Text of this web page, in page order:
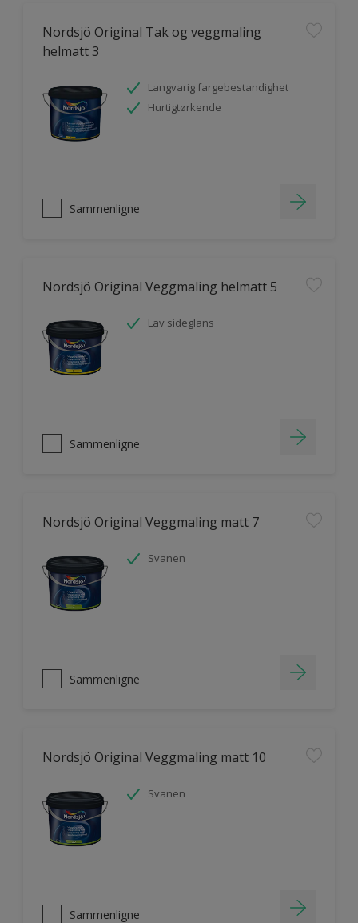
Nordsjö Original Tak og veggmaling
helmatt 3
Langvarig fargebestandighet
Hurtigtørkende
Sammenligne
Nordsjö Original Veggmaling helmatt 5
Lav sideglans
Sammenligne
Nordsjö Original Veggmaling matt 7
Svanen
Sammenligne
Nordsjö Original Veggmaling matt 10
Svanen
Sammenligne